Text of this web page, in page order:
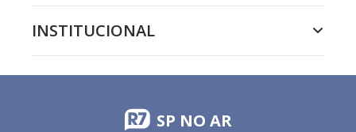
INSTITUCIONAL
SP NO AR